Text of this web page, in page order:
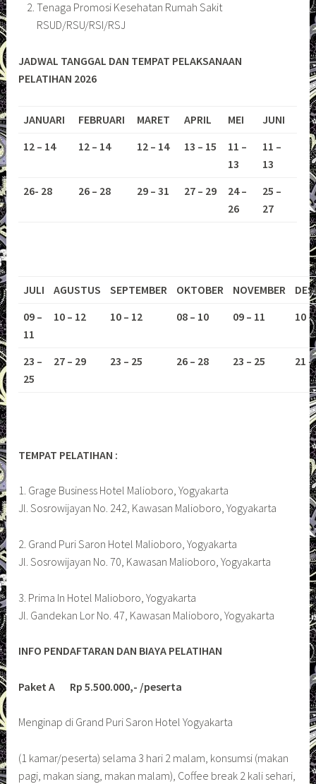
Tenaga Promosi Kesehatan Rumah Sakit
RSUD/RSU/RSI/RSJ
JADWAL TANGGAL DAN TEMPAT PELAKSANAAN
PELATIHAN 2026
JANUARI FEBRUARI MARET APRIL MEI
JUNI
12 – 14
12 – 14 12 – 14 13 – 15
11 –
13
11 –
13
26- 28
26 – 28 29 – 31 27 – 29
24 –
26
25 –
27
JULI AGUSTUS SEPTEMBER OKTOBER NOVEMBER
09 –
11
10 – 12 10 – 12 08 – 10 09 – 11 10
23 –
25
27 – 29 23 – 25 26 – 28 23 – 25 21
TEMPAT PELATIHAN :
1. Grage Business Hotel Malioboro, Yogyakarta
Jl. Sosrowijayan No. 242, Kawasan Malioboro, Yogyakarta
2. Grand Puri Saron Hotel Malioboro, Yogyakarta
Jl. Sosrowijayan No. 70, Kawasan Malioboro, Yogyakarta
3. Prima In Hotel Malioboro, Yogyakarta
Jl. Gandekan Lor No. 47, Kawasan Malioboro, Yogyakarta
INFO PENDAFTARAN DAN BIAYA PELATIHAN
Paket A Rp 5.500.000,- /peserta
Menginap di Grand Puri Saron Hotel Yogyakarta
(1 kamar/peserta) selama 3 hari 2 malam, konsumsi (makan
pagi, makan siang, makan malam), Coffee break 2 kali sehari,